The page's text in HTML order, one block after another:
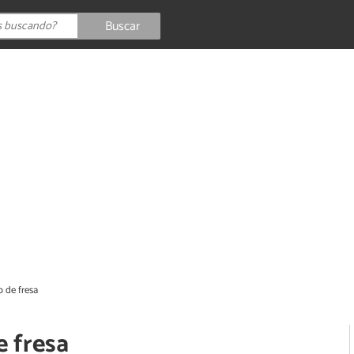
Buscar
de fresa
fresa